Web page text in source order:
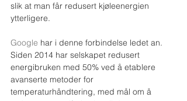
slik at man får redusert kjøleenergien
ytterligere.
Google har i denne forbindelse ledet an.
Siden 2014 har selskapet redusert
energibruken med 50% ved å etablere
avanserte metoder for
temperaturhåndtering, med mål om å